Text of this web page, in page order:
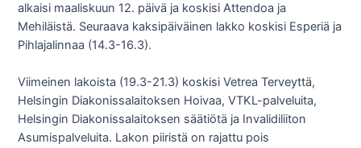
alkaisi maaliskuun 12. päivä ja koskisi Attendoa ja
Mehiläistä. Seuraava kaksipäiväinen lakko koskisi Esperiä ja
Pihlajalinnaa (14.3-16.3).
Viimeinen lakoista (19.3-21.3) koskisi Vetrea Terveyttä,
Helsingin Diakonissalaitoksen Hoivaa, VTKL-palveluita,
Helsingin Diakonissalaitoksen säätiötä ja Invalidiliiton
Asumispalveluita. Lakon piiristä on rajattu pois